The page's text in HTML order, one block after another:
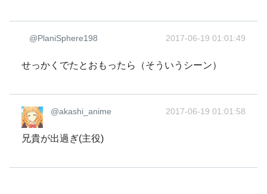
@PlaniSphere198 2017-06-19 01:01:49
せっかくでたとおもったら（そういうシーン）
@akashi_anime 2017-06-19 01:01:58
兄貴が出過ぎ(主役)